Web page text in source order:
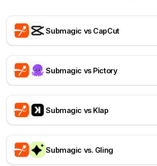
Submagic vs CapCut
Submagic vs Pictory
Submagic vs Klap
Submagic vs. Gling